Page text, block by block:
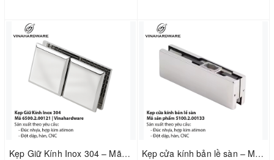
Kẹp Giữ Kính Inox 304 – Mã 6500.2.00121 | Vinahardware Kẹp cửa kính bản lề sàn – Mã sản phẩm 5100.2.00133